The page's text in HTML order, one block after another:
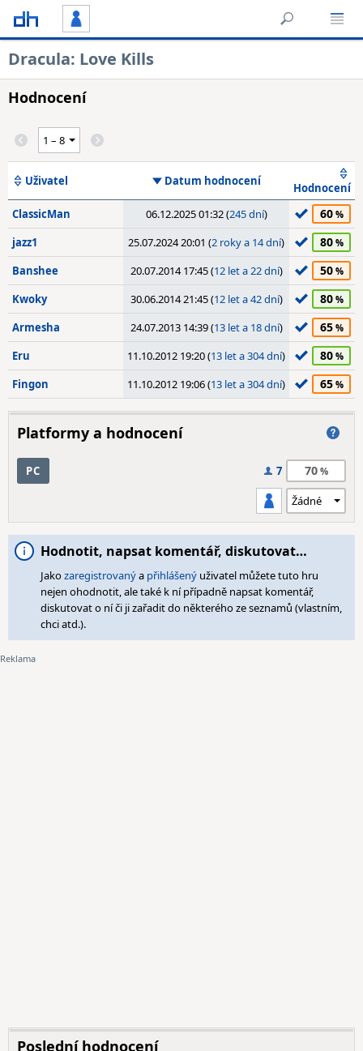
Dracula: Love Kills
Hodnocení
Uživatel Datum hodnocení
Hodnocení
ClassicMan
06.12.2025 01:32 (245 dní) 60
jazz1 25.07.2024 20:01 (2 roky a 14 dní) 80
Banshee 20.07.2014 17:45 (12 let a 22 dní) 50
Kwoky 30.06.2014 21:45 (12 let a 42 dní) 80
Armesha 24.07.2013 14:39 (13 let a 18 dní) 65
Eru 11.10.2012 19:20 (13 let a 304 dní) 80
Fingon 11.10.2012 19:06 (13 let a 304 dní) 65
Platformy a hodnocení
PC 7 70
Hodnotit, napsat komentář, diskutovat…
Jakozaregistrovanýa přihlášený uživatel můžete tuto hru
nejen ohodnotit, ale také k ní případně napsat komentář,
diskutovat o ní či ji zařadit do některého ze seznamů (vlastním,
chci atd.).
Poslední hodnocení